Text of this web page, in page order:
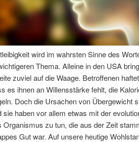
h
wird im wahrsten Sinne des
Thema. Alleine in den USA
zuviel auf die Waage. Betroffenen
es ihnen an Willensstärke fehlt, die
Doch die Ursachen von Übergewicht
sie haben vor allem etwas mit der
Organismus zu tun, die aus der Zeit
Gut war. Auf unsere heutige